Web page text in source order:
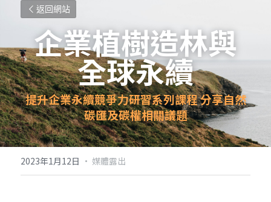
返回網站
企業植樹造林與
全球永續
提升企業永續競爭力研習系列課程 分享自然
碳匯及碳權相關議題
2023年1月12日 · 媒體露出